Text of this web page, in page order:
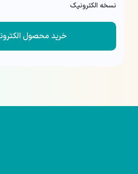
نسخه الکترونیک
خرید محصول